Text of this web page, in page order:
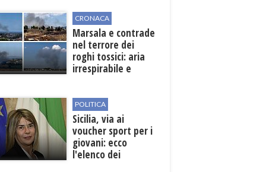
CRONACA
Marsala e contrade
nel terrore dei
roghi tossici: aria
irrespirabile e
POLITICA
Sicilia, via ai
voucher sport per i
giovani: ecco
l'elenco dei